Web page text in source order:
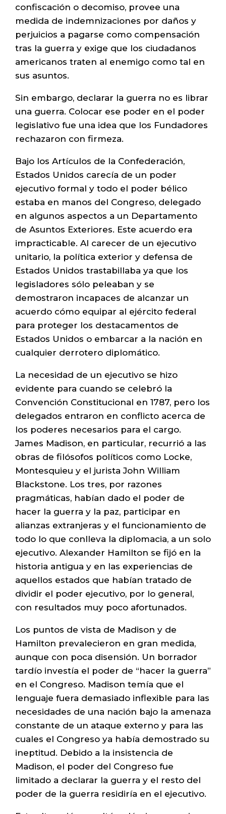
confiscación o decomiso, provee una
medida de indemnizaciones por daños y
perjuicios a pagarse como compensación
tras la guerra y exige que los ciudadanos
americanos traten al enemigo como tal en
sus asuntos.
Sin embargo, declarar la guerra no es librar
una guerra. Colocar ese poder en el poder
legislativo fue una idea que los Fundadores
rechazaron con firmeza.
Bajo los Artículos de la Confederación,
Estados Unidos carecía de un poder
ejecutivo formal y todo el poder bélico
estaba en manos del Congreso, delegado
en algunos aspectos a un Departamento
de Asuntos Exteriores. Este acuerdo era
impracticable. Al carecer de un ejecutivo
unitario, la política exterior y defensa de
Estados Unidos trastabillaba ya que los
legisladores sólo peleaban y se
demostraron incapaces de alcanzar un
acuerdo cómo equipar al ejército federal
para proteger los destacamentos de
Estados Unidos o embarcar a la nación en
cualquier derrotero diplomático.
La necesidad de un ejecutivo se hizo
evidente para cuando se celebró la
Convención Constitucional en 1787, pero los
delegados entraron en conflicto acerca de
los poderes necesarios para el cargo.
James Madison, en particular, recurrió a las
obras de filósofos políticos como Locke,
Montesquieu y el jurista John William
Blackstone. Los tres, por razones
pragmáticas, habían dado el poder de
hacer la guerra y la paz, participar en
alianzas extranjeras y el funcionamiento de
todo lo que conlleva la diplomacia, a un solo
ejecutivo. Alexander Hamilton se fijó en la
historia antigua y en las experiencias de
aquellos estados que habían tratado de
dividir el poder ejecutivo, por lo general,
con resultados muy poco afortunados.
Los puntos de vista de Madison y de
Hamilton prevalecieron en gran medida,
aunque con poca disensión. Un borrador
tardío investía el poder de “hacer la guerra”
en el Congreso. Madison temía que el
lenguaje fuera demasiado inflexible para las
necesidades de una nación bajo la amenaza
constante de un ataque externo y para las
cuales el Congreso ya había demostrado su
ineptitud. Debido a la insistencia de
Madison, el poder del Congreso fue
limitado a declarar la guerra y el resto del
poder de la guerra residiría en el ejecutivo.